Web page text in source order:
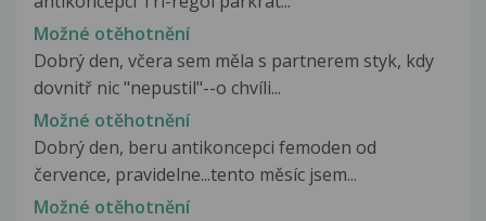
Možné otěhotnění
Dobrý den, včera sem měla s partnerem styk, kdy
dovnitř nic "nepustil"--o chvíli...
Možné otěhotnění
Dobrý den, beru antikoncepci femoden od
července, pravidelne...tento měsíc jsem...
Možné otěhotnění